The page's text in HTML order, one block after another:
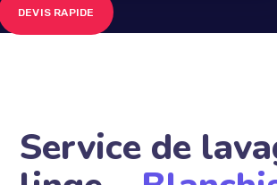
DEVIS RAPIDE
Service de